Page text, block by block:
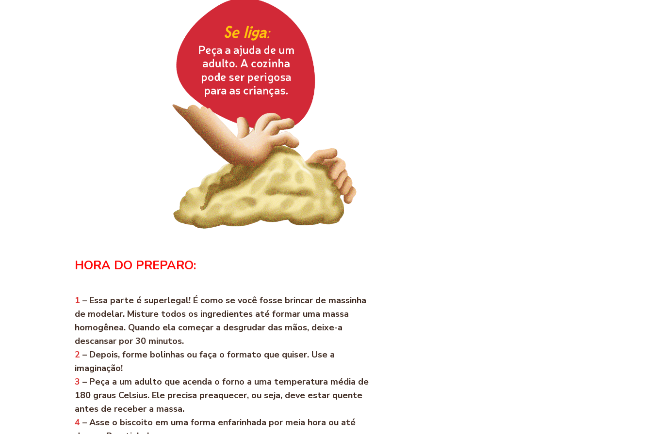
HORA DO PREPARO:
1 – Essa parte é superlegal! É como se você fosse brincar de massinha
de modelar. Misture todos os ingredientes até formar uma massa
homogênea. Quando ela começar a desgrudar das mãos, deixe-a
descansar por 30 minutos.
2 – Depois, forme bolinhas ou faça o formato que quiser. Use a
imaginação!
3 – Peça a um adulto que acenda o forno a uma temperatura média de
180 graus Celsius. Ele precisa preaquecer, ou seja, deve estar quente
antes de receber a massa.
4 – Asse o biscoito em uma forma enfarinhada por meia hora ou até